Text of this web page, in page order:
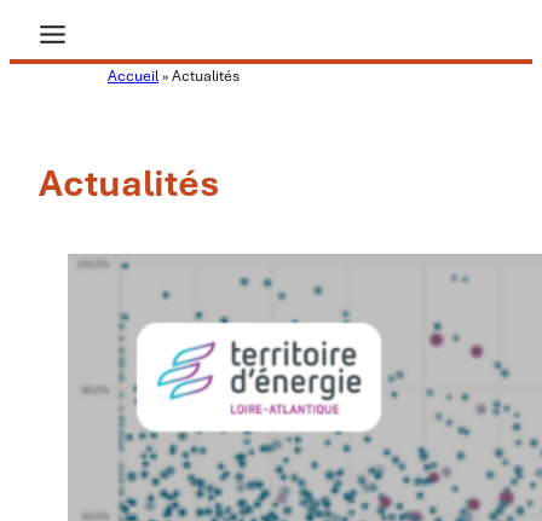
Aller
au
Accueil»Actualités
Actualités